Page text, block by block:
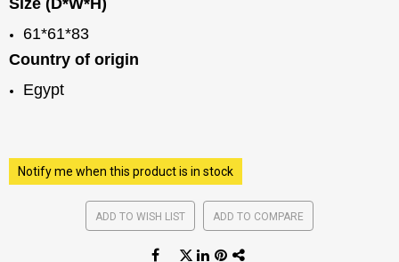
Size (D*W*H)
61*61*83
Country of origin
Egypt
Notify me when this product is in stock
ADD TO WISH LIST ADD TO COMPARE